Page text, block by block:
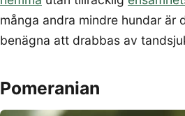
många andra mindre hundar är
benägna att drabbas av
Pomeranian